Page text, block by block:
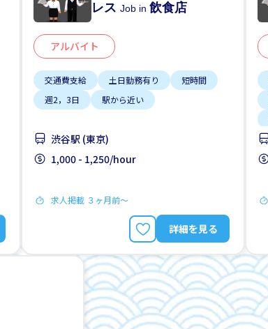
レスJob in飲食店
アルバイト
交通費支給 土日勤務有り
短時間
週2，3日
駅から近い
渋谷駅 (東京)
1,000 - 1,250/hour
求人掲載 ３ヶ月前〜
詳細を見る